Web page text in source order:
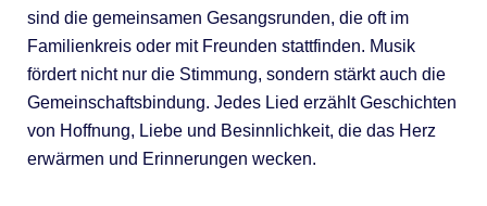
sind die gemeinsamen Gesangsrunden, die oft im
Familienkreis oder mit Freunden stattfinden. Musik
fördert nicht nur die Stimmung, sondern stärkt auch die
Gemeinschaftsbindung. Jedes Lied erzählt Geschichten
von Hoffnung, Liebe und Besinnlichkeit, die das Herz
erwärmen und Erinnerungen wecken.